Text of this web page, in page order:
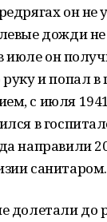
он не
дожди
июле он
и попал в
с июля
в
направили
санитаром.
долетали до